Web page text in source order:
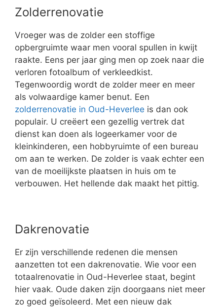
Zolderrenovatie
Vroeger was de zolder een stoffige
opbergruimte waar men vooral spullen in kwijt
raakte. Eens per jaar ging men op zoek naar die
verloren fotoalbum of verkleedkist.
Tegenwoordig wordt de zolder meer en meer
als volwaardige kamer benut. Een
zolderrenovatie in Oud-Heverlee is dan ook
populair. U creëert een gezellig vertrek dat
dienst kan doen als logeerkamer voor de
kleinkinderen, een hobbyruimte of een bureau
om aan te werken. De zolder is vaak echter een
van de moeilijkste plaatsen in huis om te
verbouwen. Het hellende dak maakt het pittig.
Dakrenovatie
Er zijn verschillende redenen die mensen
aanzetten tot een dakrenovatie. Wie voor een
totaalrenovatie in Oud-Heverlee staat, begint
hier vaak. Oude daken zijn doorgaans niet meer
zo goed geïsoleerd. Met een nieuw dak